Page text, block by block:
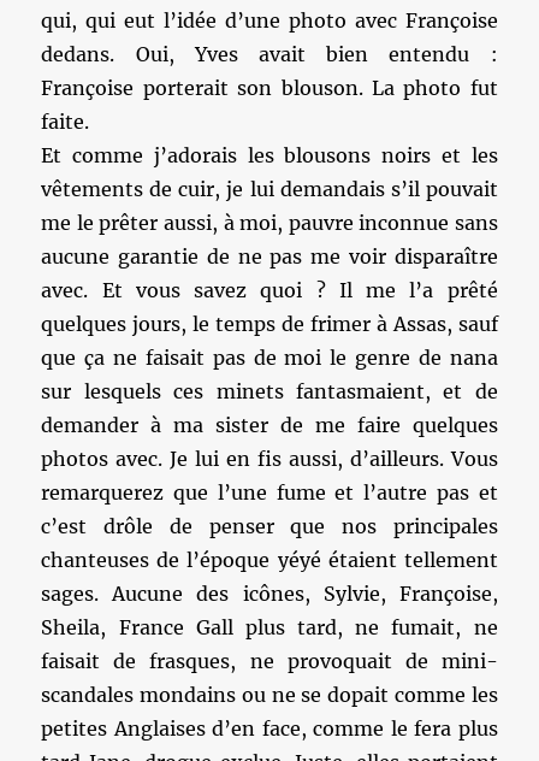
qui, qui eut l’idée d’une photo avec Françoise
dedans. Oui, Yves avait bien entendu :
Françoise porterait son blouson. La photo fut
faite.
Et comme j’adorais les blousons noirs et les
vêtements de cuir, je lui demandais s’il pouvait
me le prêter aussi, à moi, pauvre inconnue sans
aucune garantie de ne pas me voir disparaître
avec. Et vous savez quoi ? Il me l’a prêté
quelques jours, le temps de frimer à Assas, sauf
que ça ne faisait pas de moi le genre de nana
sur lesquels ces minets fantasmaient, et de
demander à ma sister de me faire quelques
photos avec. Je lui en fis aussi, d’ailleurs. Vous
remarquerez que l’une fume et l’autre pas et
c’est drôle de penser que nos principales
chanteuses de l’époque yéyé étaient tellement
sages. Aucune des icônes, Sylvie, Françoise,
Sheila, France Gall plus tard, ne fumait, ne
faisait de frasques, ne provoquait de mini-
scandales mondains ou ne se dopait comme les
petites Anglaises d’en face, comme le fera plus